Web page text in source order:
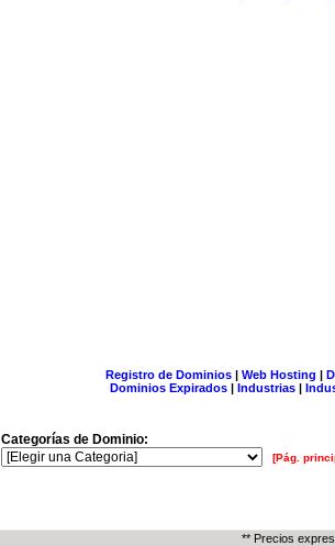
Registro de Dominios| Web Hosting |
Dominios Expirados | Industrias |
Categorías de Dominio:
[Pág.
** Precios